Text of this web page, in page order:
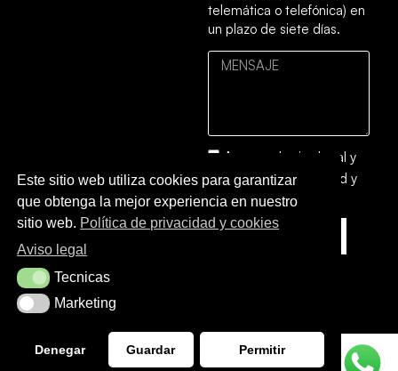
telemática o telefónica) en
un plazo de siete días.
Acepto el aviso legal y
lapolítica de privacidad y
cookies
Este sitio web utiliza cookies para garantizar
que obtenga la mejor experiencia en nuestro
sitio web. Política de privacidad y cookies
Aviso legal
TecnicasTecnicas
MarketingMarketing
Denegar Guardar Permitir